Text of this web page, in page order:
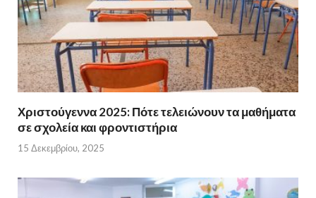
Χριστούγεννα 2025: Πότε τελειώνουν τα μαθήματα
σε σχολεία και φροντιστήρια
15 Δεκεμβρίου, 2025